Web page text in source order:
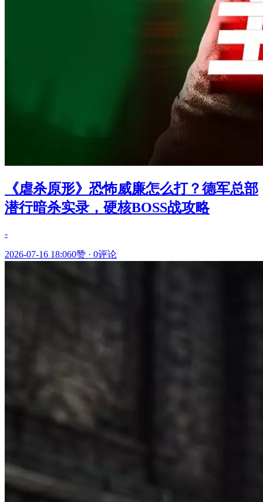
《虐杀原形》恐怖威廉怎么打？德军总部
潜行暗杀实录，硬核BOSS战攻略
-
2026-07-16 18:060赞 · 0评论